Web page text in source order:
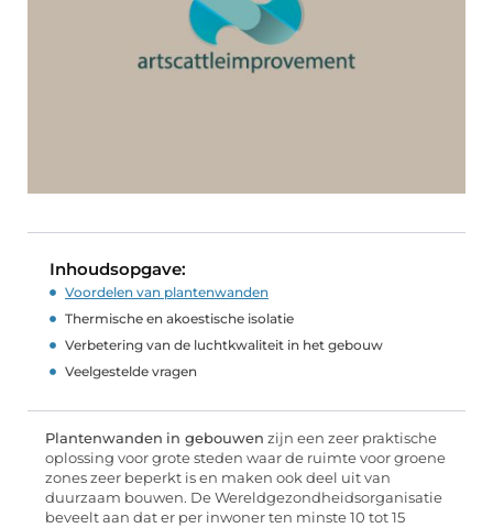
Inhoudsopgave:
Voordelen van plantenwanden
Thermische en akoestische isolatie
Verbetering van de luchtkwaliteit in het gebouw
Veelgestelde vragen
Plantenwanden in gebouwen zijn een zeer praktische
oplossing voor grote steden waar de ruimte voor groene
zones zeer beperkt is en maken ook deel uit van
duurzaam bouwen. De Wereldgezondheidsorganisatie
beveelt aan dat er per inwoner ten minste 10 tot 15